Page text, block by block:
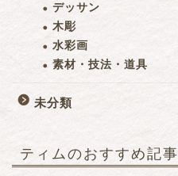
デッサン
木彫
水彩画
素材・技法・道具
未分類
ティムのおすすめ記事